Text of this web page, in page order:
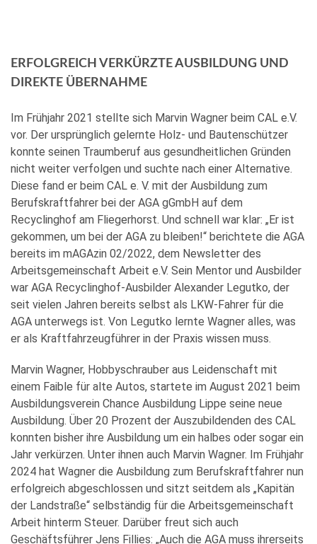
ERFOLGREICH VERKÜRZTE AUSBILDUNG UND
DIREKTE ÜBERNAHME
Im Frühjahr 2021 stellte sich Marvin Wagner beim CAL e.V.
vor. Der ursprünglich gelernte Holz- und Bautenschützer
konnte seinen Traumberuf aus gesundheitlichen Gründen
nicht weiter verfolgen und suchte nach einer Alternative.
Diese fand er beim CAL e. V. mit der Ausbildung zum
Berufskraftfahrer bei der AGA gGmbH auf dem
Recyclinghof am Fliegerhorst. Und schnell war klar: „Er ist
gekommen, um bei der AGA zu bleiben!“ berichtete die AGA
bereits im mAGAzin 02/2022, dem Newsletter des
Arbeitsgemeinschaft Arbeit e.V. Sein Mentor und Ausbilder
war AGA Recyclinghof-Ausbilder Alexander Legutko, der
seit vielen Jahren bereits selbst als LKW-Fahrer für die
AGA unterwegs ist. Von Legutko lernte Wagner alles, was
er als Kraftfahrzeugführer in der Praxis wissen muss.
Marvin Wagner, Hobbyschrauber aus Leidenschaft mit
einem Faible für alte Autos, startete im August 2021 beim
Ausbildungsverein Chance Ausbildung Lippe seine neue
Ausbildung. Über 20 Prozent der Auszubildenden des CAL
konnten bisher ihre Ausbildung um ein halbes oder sogar ein
Jahr verkürzen. Unter ihnen auch Marvin Wagner. Im Frühjahr
2024 hat Wagner die Ausbildung zum Berufskraftfahrer nun
erfolgreich abgeschlossen und sitzt seitdem als „Kapitän
der Landstraße“ selbständig für die Arbeitsgemeinschaft
Arbeit hinterm Steuer. Darüber freut sich auch
Geschäftsführer Jens Fillies: „Auch die AGA muss ihrerseits